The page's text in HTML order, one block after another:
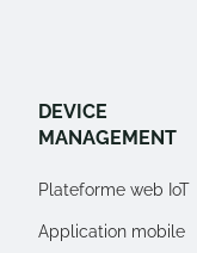
DEVICE
MANAGEMENT
Plateforme web IoT
Application mobile